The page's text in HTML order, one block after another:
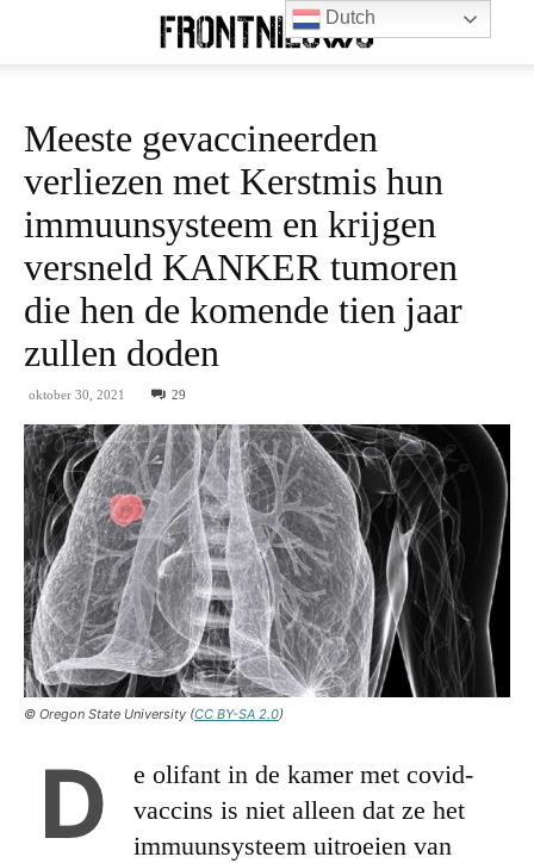
Meeste gevaccineerden
verliezen met Kerstmis hun
immuunsysteem en krijgen
versneld KANKER tumoren
die hen de komende tien jaar
zullen doden
oktober 30, 2021 29
© Oregon State University (CC BY-SA 2.0)
D
e olifant in de kamer met covid-
vaccins is niet alleen dat ze het
immuunsysteem uitroeien van
Dutch